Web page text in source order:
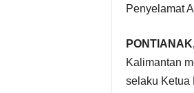
Penyelamat
Kalimantan
selaku Ketua